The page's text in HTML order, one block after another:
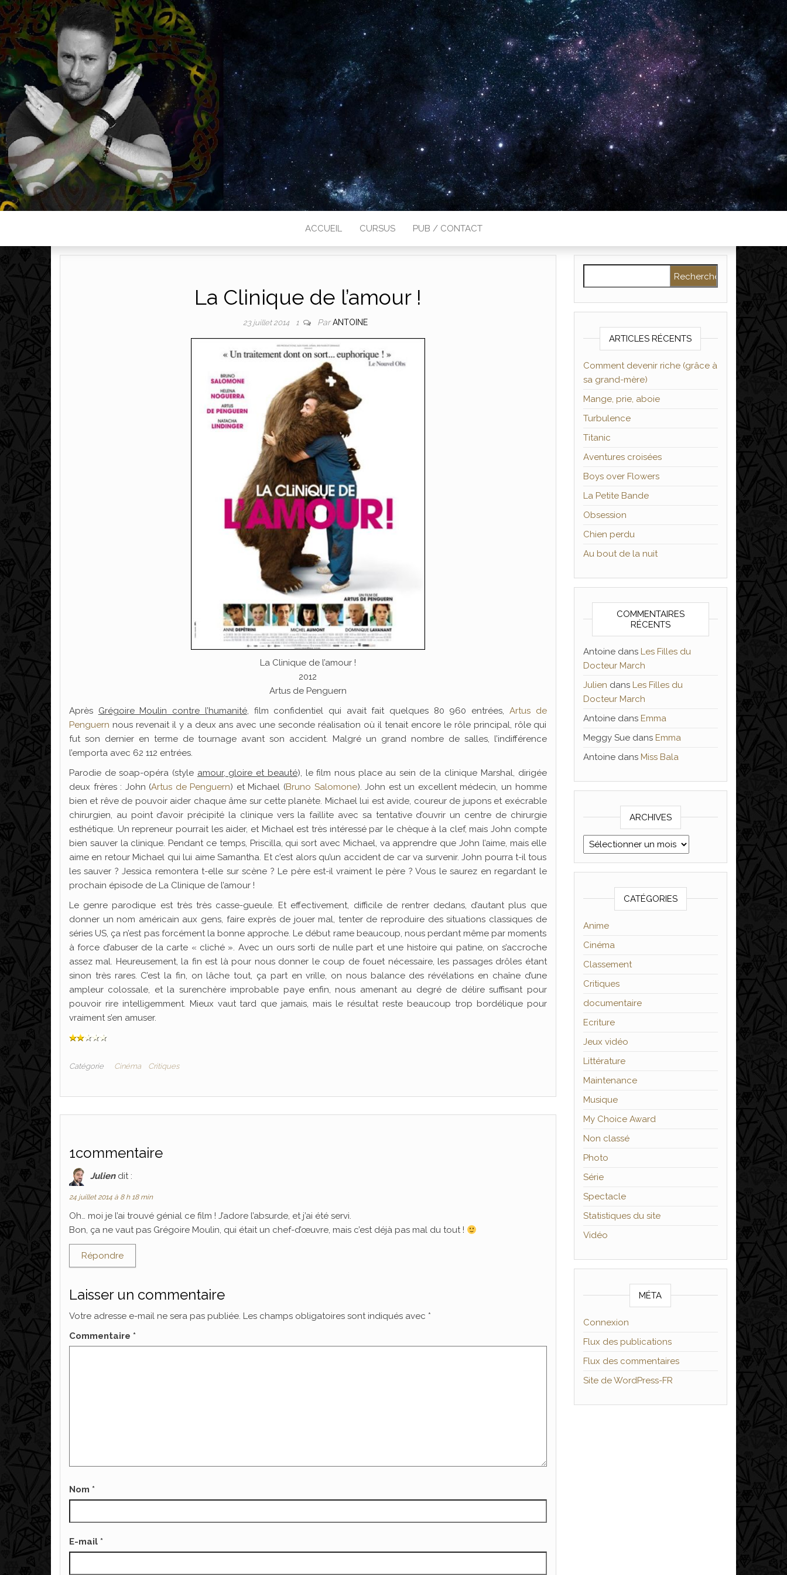
Plus de 2800 critiques de films
ACCUEIL CURSUS PUB / CONTACT
La Clinique de l’amour !
23 juillet 2014 1 ParANTOINE
La Clinique de l’amour !
2012
Artus de Penguern
Après Grégoire Moulin contre l’humanité, film confidentiel qui avait fait quelques 80 960 entrées, Artus de
Penguern nous revenait il y a deux ans avec une seconde réalisation où il tenait encore le rôle principal, rôle qui
fut son dernier en terme de tournage avant son accident. Malgré un grand nombre de salles, l’indifférence
l’emporta avec 62 112 entrées.
Parodie de soap-opéra (style amour, gloire et beauté), le film nous place au sein de la clinique Marshal, dirigée
deux frères : John (Artus de Penguern) et Michael (Bruno Salomone). John est un excellent médecin, un homme
bien et rêve de pouvoir aider chaque âme sur cette planète. Michael lui est avide, coureur de jupons et exécrable
chirurgien, au point d’avoir précipité la clinique vers la faillite avec sa tentative d’ouvrir un centre de chirurgie
esthétique. Un repreneur pourrait les aider, et Michael est très intéressé par le chèque à la clef, mais John compte
bien sauver la clinique. Pendant ce temps, Priscilla, qui sort avec Michael, va apprendre que John l’aime, mais elle
aime en retour Michael qui lui aime Samantha. Et c’est alors qu’un accident de car va survenir. John pourra t-il tous
les sauver ? Jessica remontera t-elle sur scène ? Le père est-il vraiment le père ? Vous le saurez en regardant le
prochain épisode de La Clinique de l’amour !
Le genre parodique est très très casse-gueule. Et effectivement, difficile de rentrer dedans, d’autant plus que
donner un nom américain aux gens, faire exprès de jouer mal, tenter de reproduire des situations classiques de
séries US, ça n’est pas forcément la bonne approche. Le début rame beaucoup, nous perdant même par moments
à force d’abuser de la carte « cliché ». Avec un ours sorti de nulle part et une histoire qui patine, on s’accroche
assez mal. Heureusement, la fin est là pour nous donner le coup de fouet nécessaire, les passages drôles étant
sinon très rares. C’est la fin, on lâche tout, ça part en vrille, on nous balance des révélations en chaîne d’une
ampleur colossale, et la surenchère improbable paye enfin, nous amenant au degré de délire suffisant pour
pouvoir rire intelligemment. Mieux vaut tard que jamais, mais le résultat reste beaucoup trop bordélique pour
vraiment s’en amuser.
Catégorie Cinéma Critiques
1commentaire
Julien dit :
24 juillet 2014 à 8 h 18 min
Oh… moi je l’ai trouvé génial ce film ! J’adore l’absurde, et j’ai été servi.
Bon, ça ne vaut pas Grégoire Moulin, qui était un chef-d’œuvre, mais c’est déjà pas mal du tout !
Répondre
Laisser un commentaire
Votre adresse e-mail ne sera pas publiée. Les champs obligatoires sont indiqués avec *
Commentaire *
Nom *
E-mail *
ARTICLES RÉCENTS
Comment devenir riche (grâce à
sa grand-mère)
Mange, prie, aboie
Turbulence
Titanic
Aventures croisées
Boys over Flowers
La Petite Bande
Obsession
Chien perdu
Au bout de la nuit
COMMENTAIRES
RÉCENTS
Antoinedans Les Filles du
Docteur March
Julien dans Les Filles du
Docteur March
Antoinedans Emma
Meggy Suedans Emma
Antoinedans Miss Bala
ARCHIVES
Archives
CATÉGORIES
Anime
Cinéma
Classement
Critiques
documentaire
Ecriture
Jeux vidéo
Littérature
Maintenance
Musique
My Choice Award
Non classé
Photo
Série
Spectacle
Statistiques du site
Vidéo
MÉTA
Connexion
Flux des publications
Flux des commentaires
Site de WordPress-FR